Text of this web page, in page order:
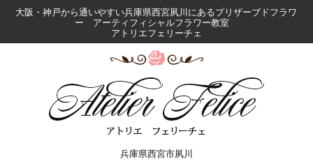
大阪・神戸から通いやすい兵庫県西宮夙川にあるプリザーブドフラワ
ー アーティフィシャルフラワー教室
アトリエフェリーチェ
兵庫県西宮市夙川